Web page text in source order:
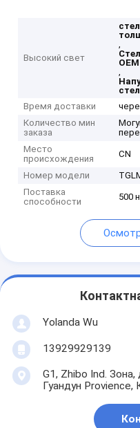
Высокий свет
,
,
Время доставки
Количество мин
заказа
Место
происхождения
CN
Номер модели
Поставка
способности
500
Yolanda Wu
13929929139
G1, Zhibo Ind. Зона,
Гуандун Provience,